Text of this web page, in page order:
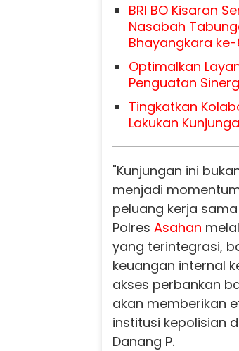
BRI BO Kisaran
Nasabah
Bhayangkara
Optimalkan
Penguatan
Tingkatkan
Lakukan
"Kunjungan ini
menjadi
peluang kerja
Polres Asahan
yang terintegrasi,
keuangan internal
akses perbankan
akan memberikan
institusi kepolisian
Danang P.